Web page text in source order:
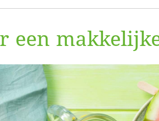
een